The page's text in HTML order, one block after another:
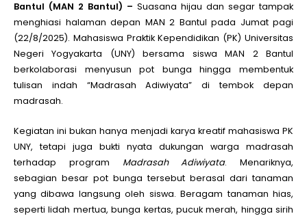
Bantul (MAN 2 Bantul) – Suasana hijau dan segar tampak
menghiasi halaman depan MAN 2 Bantul pada Jumat pagi
(22/8/2025). Mahasiswa Praktik Kependidikan (PK) Universitas
Negeri Yogyakarta (UNY) bersama siswa MAN 2 Bantul
berkolaborasi menyusun pot bunga hingga membentuk
tulisan indah “Madrasah Adiwiyata” di tembok depan
madrasah.
Kegiatan ini bukan hanya menjadi karya kreatif mahasiswa PK
UNY, tetapi juga bukti nyata dukungan warga madrasah
terhadap program Madrasah Adiwiyata. Menariknya,
sebagian besar pot bunga tersebut berasal dari tanaman
yang dibawa langsung oleh siswa. Beragam tanaman hias,
seperti lidah mertua, bunga kertas, pucuk merah, hingga sirih